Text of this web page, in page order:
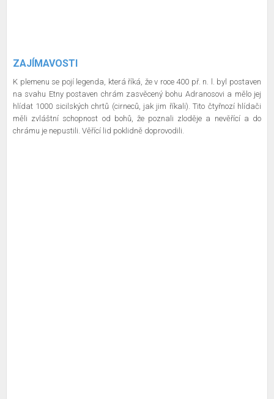
ZAJÍMAVOSTI
K plemenu se pojí legenda, která říká, že v roce 400 př. n. l. byl postaven
na svahu Etny postaven chrám zasvěcený bohu Adranosovi a mělo jej
hlídat 1000 sicilských chrtů (cirneců, jak jim říkali). Tito čtyřnozí hlídači
měli zvláštní schopnost od bohů, že poznali zloděje a nevěřící a do
chrámu je nepustili. Věřící lid poklidně doprovodili.